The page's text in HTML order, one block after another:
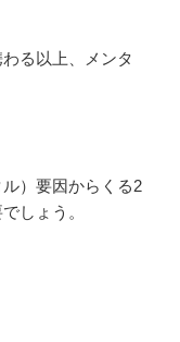
る以上、メンタ
）要因からくる2
しょう。